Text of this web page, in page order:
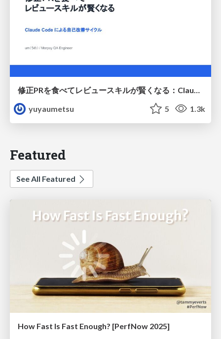
yuyaumetsu
5 1.3k
Featured
See All Featured
How Fast Is Fast Enough? [PerfNow 2025]